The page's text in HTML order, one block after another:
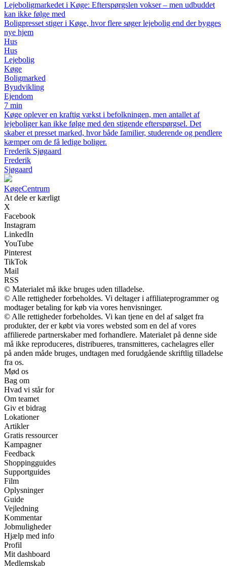
Lejeboligmarkedet i Køge: Efterspørgslen vokser – men udbuddet
kan ikke følge med
Boligpresset stiger i Køge, hvor flere søger lejebolig end der bygges
nye hjem
Hus
Hus
Lejebolig
Køge
Boligmarked
Byudvikling
Ejendom
7 min
Køge oplever en kraftig vækst i befolkningen, men antallet af
lejeboliger kan ikke følge med den stigende efterspørgsel. Det
skaber et presset marked, hvor både familier, studerende og pendlere
kæmper om de få ledige boliger.
Frederik Sjøgaard
Frederik
Sjøgaard
KøgeCentrum
At dele er kærligt
X
Facebook
Instagram
LinkedIn
YouTube
Pinterest
TikTok
Mail
RSS
© Materialet må ikke bruges uden tilladelse.
© Alle rettigheder forbeholdes. Vi deltager i affiliateprogrammer og
modtager betaling for køb via vores henvisninger.
© Alle rettigheder forbeholdes. Vi kan tjene en del af salget fra
produkter, der er købt via vores websted som en del af vores
affilierede partnerskaber med forhandlere. Materialet på denne side
må ikke reproduceres, distribueres, transmitteres, cachelagres eller
på anden måde bruges, undtagen med forudgående skriftlig tilladelse
fra os.
Mød os
Bag om
Hvad vi står for
Om teamet
Giv et bidrag
Lokationer
Artikler
Gratis ressourcer
Kampagner
Feedback
Shoppingguides
Supportguides
Film
Oplysninger
Guide
Vejledning
Kommentar
Jobmuligheder
Hjælp med info
Profil
Mit dashboard
Medlemskab